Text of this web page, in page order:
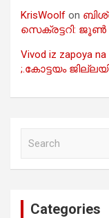
KrisWoolf on
സെക്രട്ടറി:
Vivod iz zapoya
;.കോട്ടയം
Categories